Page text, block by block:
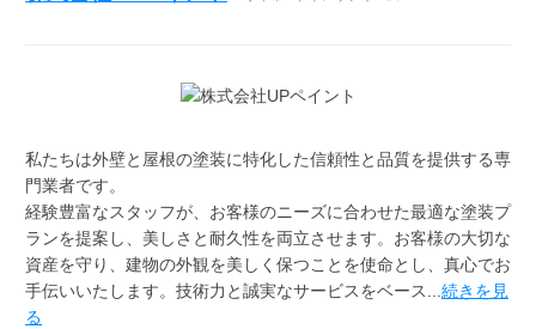
私たちは外壁と屋根の塗装に特化した信頼性と品質を提供する専
門業者です。
経験豊富なスタッフが、お客様のニーズに合わせた最適な塗装プ
ランを提案し、美しさと耐久性を両立させます。お客様の大切な
資産を守り、建物の外観を美しく保つことを使命とし、真心でお
手伝いいたします。技術力と誠実なサービスをベース...続きを見
る